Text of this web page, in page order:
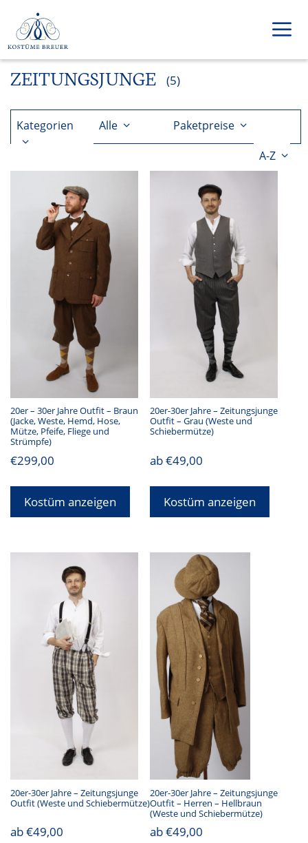
Inhalt
springen
ZEITUNGSJUNGE (5)
Kategorien Alle
Paketpreise
A-Z
20er – 30er Jahre Outfit – Braun
(Jacke, Weste, Hemd, Hose,
Mütze, Pfeife, Fliege und
Strümpfe)
€299,00
Kostüm anzeigen
20er-30er Jahre – Zeitungsjunge
Outfit – Grau (Weste und
Schiebermütze)
ab€49,00
Kostüm anzeigen
20er-30er Jahre – Zeitungsjunge
Outfit (Weste und Schiebermütze)
ab€49,00
20er-30er Jahre – Zeitungsjunge
Outfit – Herren – Hellbraun
(Weste und Schiebermütze)
ab€49,00